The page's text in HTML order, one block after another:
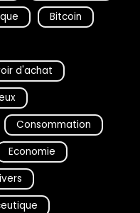
Bitcoin
d'achat
Consommation
Economie